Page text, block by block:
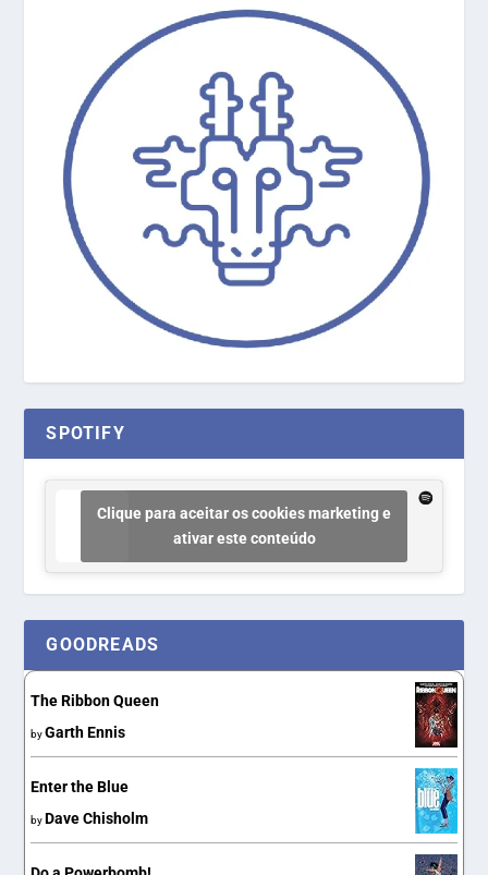
SPOTIFY
Clique para aceitar os cookies marketing e
ativar este conteúdo
GOODREADS
The Ribbon Queen
byGarth Ennis
Enter the Blue
by Dave Chisholm